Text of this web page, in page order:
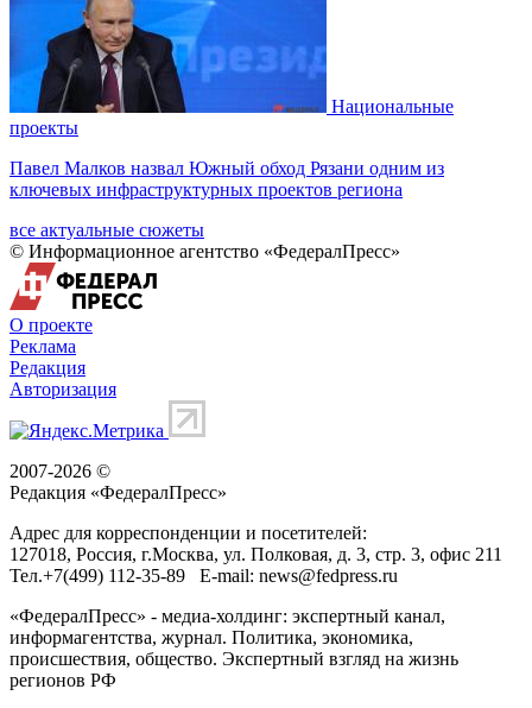
Национальные
проекты
Павел Малков назвал Южный обход Рязани одним из
ключевых инфраструктурных проектов региона
все актуальные сюжеты
© Информационное агентство «ФедералПресс»
О проекте
Реклама
Редакция
Авторизация
2007-2026 ©
Редакция «ФедералПресс»
Адрес для корреспонденции и посетителей:
127018, Россия, г.Москва, ул. Полковая, д. 3, стр. 3, офис 211
Тел.+7(499) 112-35-89 E-mail: news@fedpress.ru
«ФедералПресс» - медиа-холдинг: экспертный канал,
информагентства, журнал. Политика, экономика,
происшествия, общество. Экспертный взгляд на жизнь
регионов РФ